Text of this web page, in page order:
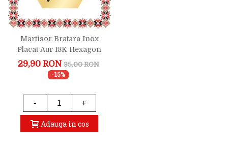
Martisor Bratara Inox
Placat Aur 18K Hexagon
Constelatie Zodia
Scorpion
29,90 RON 35,00 RON
-15%
- +
Adauga in cos